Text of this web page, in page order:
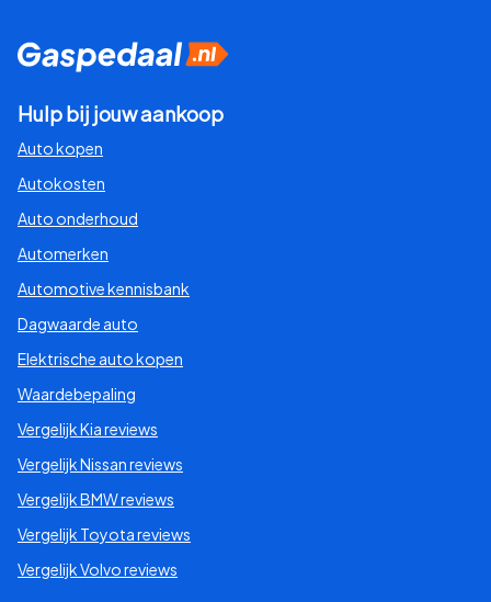
Hulp bij jouw aankoop
Auto kopen
Autokosten
Auto onderhoud
Automerken
Automotive kennisbank
Dagwaarde auto
Elektrische auto kopen
Waardebepaling
Vergelijk Kia reviews
Vergelijk Nissan reviews
Vergelijk BMW reviews
Vergelijk Toyota reviews
Vergelijk Volvo reviews